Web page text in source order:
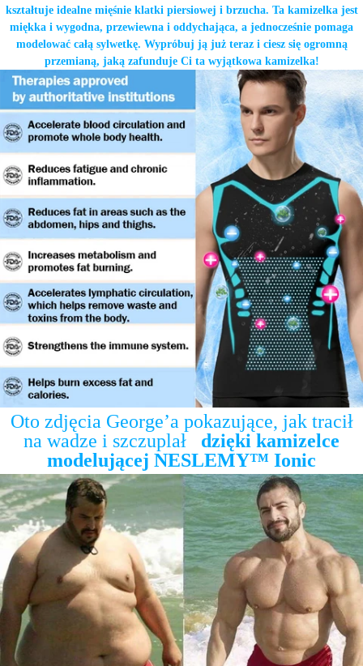
kształtuje idealne mięśnie klatki piersiowej i brzucha. Ta kamizelka jest
miękka i wygodna, przewiewna i oddychająca, a jednocześnie pomaga
modelować całą sylwetkę. Wypróbuj ją już teraz i ciesz się ogromną
przemianą, jaką zafunduje Ci ta wyjątkowa kamizelka!
Oto zdjęcia George’a pokazujące, jak tracił
na wadze i szczuplał
dzięki kamizelce
modelującej NESLEMY™ Ionic